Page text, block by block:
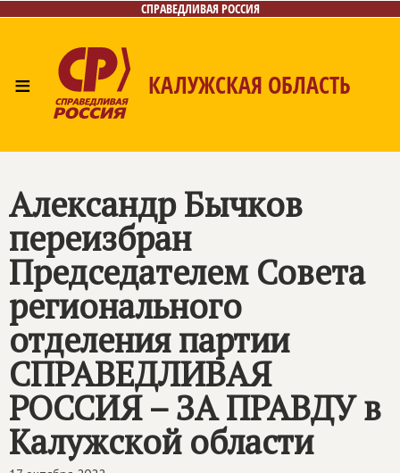
СПРАВЕДЛИВАЯ РОССИЯ
≡ КАЛУЖСКАЯ ОБЛАСТЬ
Контакты
Александр Бычков
переизбран
Председателем Совета
регионального
отделения партии
СПРАВЕДЛИВАЯ
РОССИЯ – ЗА ПРАВДУв
Калужской области